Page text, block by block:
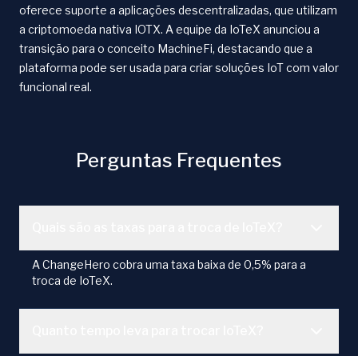
oferece suporte a aplicações descentralizadas, que utilizam
a criptomoeda nativa IOTX. A equipe da IoTeX anunciou a
transição para o conceito MachineFi, destacando que a
plataforma pode ser usada para criar soluções IoT com valor
funcional real.
Perguntas Frequentes
A ChangeHero cobra uma taxa baixa de 0,5% para a
troca de IoTeX.